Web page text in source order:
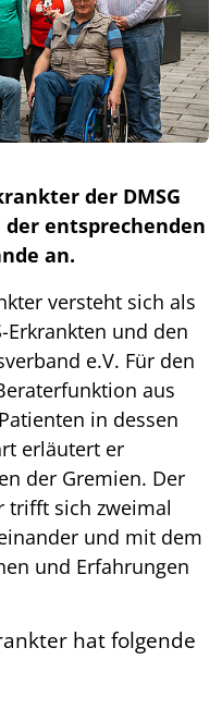
der DMSG
entsprechenden
an.
versteht sich als
und den
e.V. Für den
aus
in dessen
erläutert er
der Gremien. Der
trifft sich zweimal
und mit dem
und Erfahrungen
hat folgende